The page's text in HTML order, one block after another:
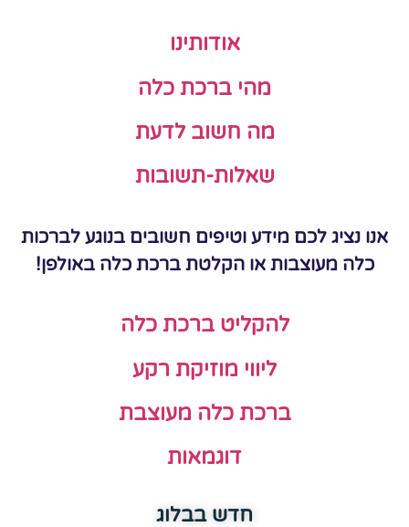
אודותינו
מהי ברכת כלה
מה חשוב לדעת
שאלות-תשובות
אנו נציג לכם מידע וטיפים חשובים בנוגע לברכות
כלה מעוצבות או הקלטת ברכת כלה באולפן!
להקליט ברכת כלה
ליווי מוזיקת רקע
ברכת כלה מעוצבת
דוגמאות
חדש בבלוג